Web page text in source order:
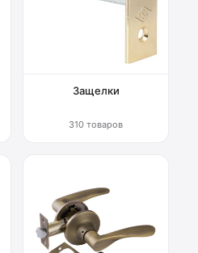
Защелки
310 товаров